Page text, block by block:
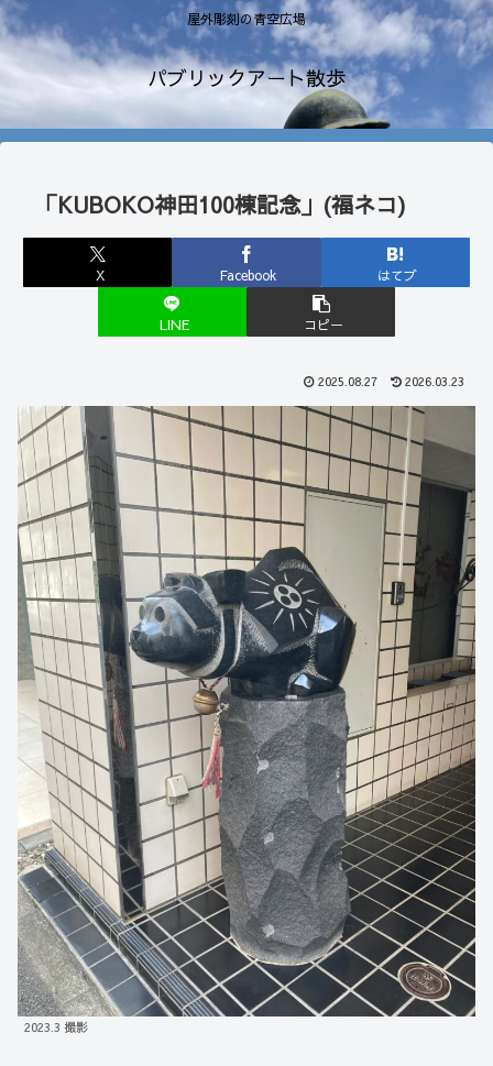
屋外彫刻の青空広場
パブリックアート散歩
「KUBOKO神田100棟記念」(福ネコ)
X Facebook はてブ
LINE コピー
2025.08.27 2026.03.23
2023.3 撮影